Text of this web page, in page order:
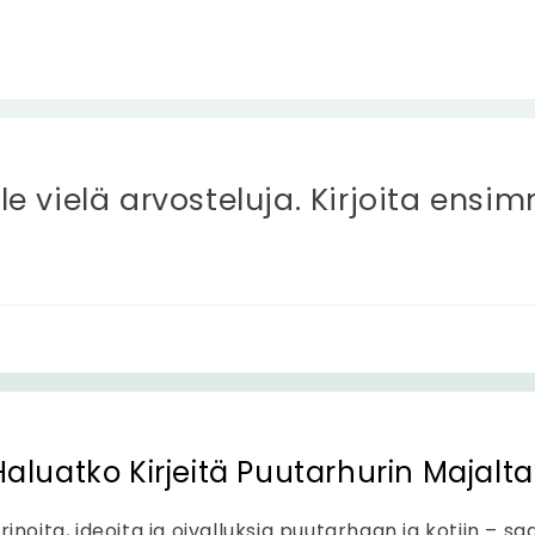
vielä arvosteluja. Kirjoita
Kirjeitä Puutarhurin